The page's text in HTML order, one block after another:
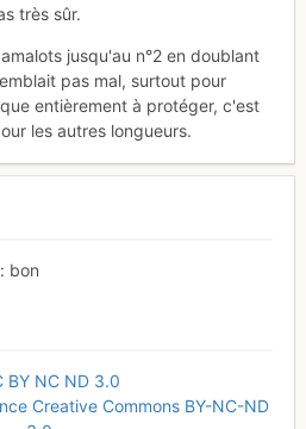
très sûr.
jusqu'au n°2 en doublant
pas mal, surtout pour
entièrement à protéger, c'est
les autres longueurs.
bon
BY NC ND 3.0
Creative Commons BY-NC-ND